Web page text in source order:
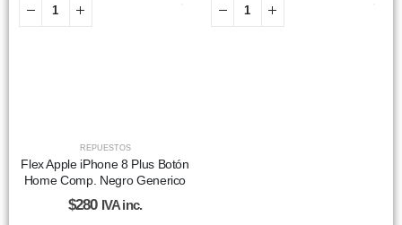
REPUESTOS
Flex Apple iPhone 8 Plus Botón
Home Comp. Negro Generico
$280 IVA inc.